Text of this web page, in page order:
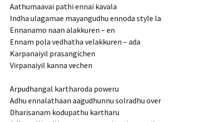
Aathumaavai pathi ennai kavala
Indha ulagamae mayangudhu ennoda style la
Ennanamo naan alakkuren – en
Ennam pola vedhatha velakkuren – ada
Karpanaiyil prasangichen
Virpanaiyil kanna vechen
Arpudhangal kartharoda poweru
Adhu ennalathaan aagudhunnu solradhu over
Dharisanam kodupathu kartharu